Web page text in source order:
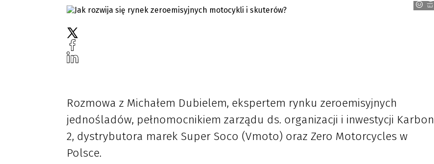
Rozmowa z Michałem Dubielem, ekspertem rynku zeroemisyjnych
jednośladów, pełnomocnikiem zarządu ds. organizacji i inwestycji Karbon
2, dystrybutora marek Super Soco (Vmoto) oraz Zero Motorcycles w
Polsce.